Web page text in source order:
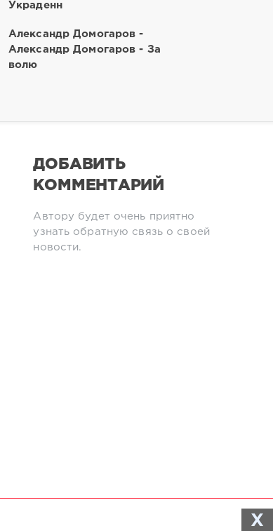
Украденн
Александр Домогаров -
Александр Домогаров - За
волю
ДОБАВИТЬ
КОММЕНТАРИЙ
Автору будет очень приятно
узнать обратную связь о своей
новости.
X